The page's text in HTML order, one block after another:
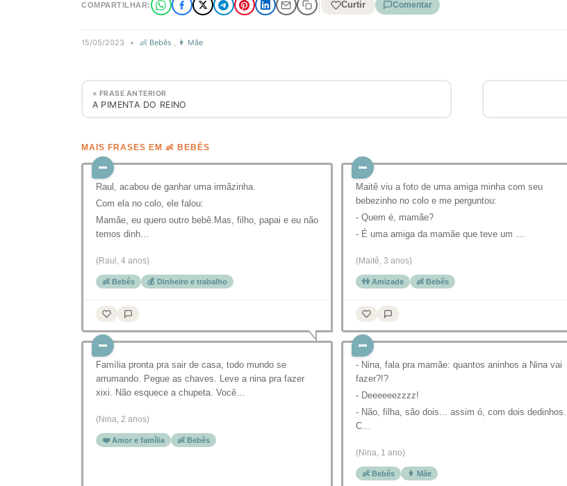
COMPARTILHAR: Curtir Comentar
15/05/2023 • 👶 Bebês , 👩 Mãe
« FRASE ANTERIOR
A PIMENTA DO REINO
MAIS FRASES EM 👶 BEBÊS
Raul, acabou de ganhar uma irmãzinha.
Com ela no colo, ele falou:
Mamãe, eu quero outro bebê.Mas, filho, papai e eu não
temos dinh…
(Raul, 4 anos)
👶 Bebês 💰 Dinheiro e trabalho
Maitê viu a foto de uma amiga minha com seu
bebezinho no colo e me perguntou:
- Quem é, mamãe?
- É uma amiga da mamãe que teve um …
(Maitê, 3 anos)
👫 Amizade 👶 Bebês
Família pronta pra sair de casa, todo mundo se
arrumando. Pegue as chaves. Leve a nina pra fazer
xixi. Não esquece a chupeta. Você…
(Nina, 2 anos)
❤️ Amor e família 👶 Bebês
- Nina, fala pra mamãe: quantos aninhos a Nina vai
fazer?!?
- Deeeeeezzzz!
- Não, filha, são dois... assim ó, com dois dedinhos.
C…
(Nina, 1 ano)
👶 Bebês 👩 Mãe